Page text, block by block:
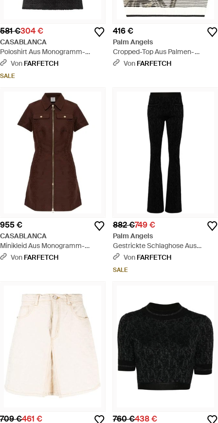
581 €304 €
CASABLANCA
Poloshirt Aus Monogramm-
Jacquard - Schwarz
Von FARFETCH
SALE
416 €
Palm Angels
Cropped-Top Aus Palmen-
Jacquard - Schwarz
Von FARFETCH
955 €
CASABLANCA
Minikleid Aus Monogramm-
Jacquard - Braun
Von FARFETCH
882 €749 €
Palm Angels
Gestrickte Schlaghose Aus
Monogramm-Jacquard -
Von FARFETCH
SALE
709 €461 € 760 €438 €